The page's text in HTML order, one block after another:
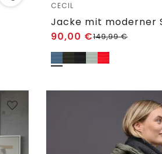
CECIL
Jacke mit moderner
90,00 €149,99€